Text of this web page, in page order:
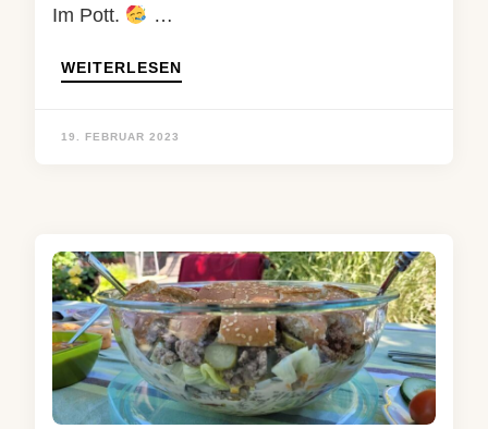
Im Pott.
…
WEITERLESEN
19. FEBRUAR 2023